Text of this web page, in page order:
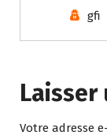
gfi
Laisser
Votre adresse